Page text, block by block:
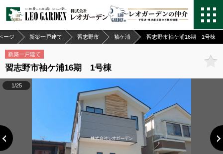
ージ 新築一戸建て 習志野市 袖ケ浦 習志野市袖ケ浦16期 1号棟
新築一戸建て
習志野市袖ケ浦16期 1号棟
1/25